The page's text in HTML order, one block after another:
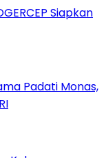
Siapkan
Padati Monas,